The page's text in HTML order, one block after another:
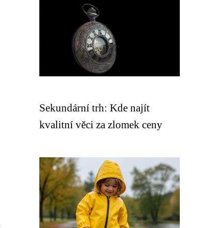
Sekundární trh: Kde najít
kvalitní věci za zlomek ceny